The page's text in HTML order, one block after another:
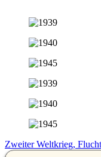
Zweiter Weltkrieg,